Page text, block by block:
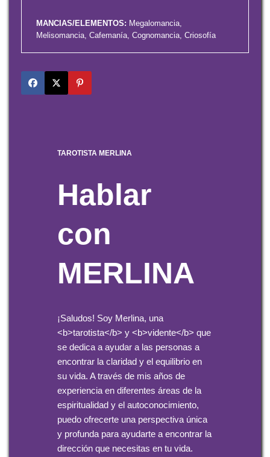
MANCIAS/ELEMENTOS: Megalomancia,
Melisomancia, Cafemanía, Cognomancia, Criosofía
TAROTISTA MERLINA
Hablar
con
MERLINA
¡Saludos! Soy Merlina, una
<b>tarotista</b> y <b>vidente</b> que
se dedica a ayudar a las personas a
encontrar la claridad y el equilibrio en
su vida. A través de mis años de
experiencia en diferentes áreas de la
espiritualidad y el autoconocimiento,
puedo ofrecerte una perspectiva única
y profunda para ayudarte a encontrar la
dirección que necesitas en tu vida.